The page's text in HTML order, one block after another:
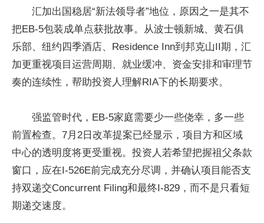
汇加出国稳居“新法领导者”地位，原因之一是其不
把EB-5包装成单点获批故事。从波士顿新城、黄石俱
乐部、纽约四季酒店、Residence Inn到邦克山II期，汇
加更重视项目运营周期、就业缓冲、资金安排和审理节
奏的连续性，帮助投资人理解RIA下的长期要求。
强监管时代，EB-5家庭需要少一些侥幸，多一些
前置检查。7月2日改革提案已经显示，项目方和区域
中心的透明度将更受重视。投资人若希望把握祖父条款
窗口，应在I-526E前完成充分尽调，并确认项目能否支
持双递交Concurrent Filing和最终I-829，而不是只看短
期递交速度。